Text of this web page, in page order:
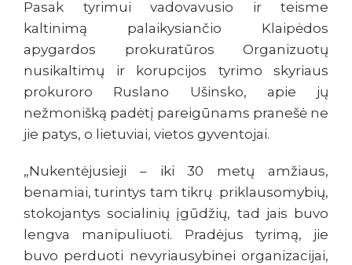
Pasak tyrimui vadovavusio ir teisme
kaltinimą palaikysiančio Klaipėdos
apygardos prokuratūros Organizuotų
nusikaltimų ir korupcijos tyrimo skyriaus
prokuroro Ruslano Ušinsko, apie jų
nežmonišką padėtį pareigūnams pranešė ne
jie patys, o lietuviai, vietos gyventojai.
„Nukentėjusieji – iki 30 metų amžiaus,
benamiai, turintys tam tikrų priklausomybių,
stokojantys socialinių įgūdžių, tad jais buvo
lengva manipuliuoti. Pradėjus tyrimą, jie
buvo perduoti nevyriausybinei organizacijai,